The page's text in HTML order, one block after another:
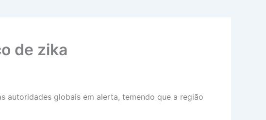
de zika
autoridades globais em alerta, temendo que a região